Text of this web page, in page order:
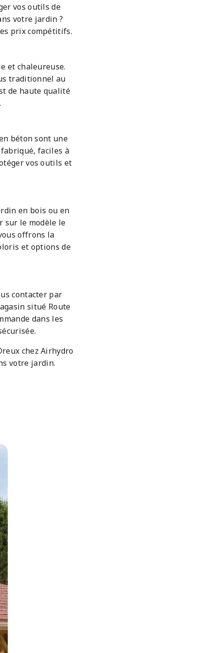
vos outils de
votre jardin ?
prix compétitifs.
et chaleureuse.
traditionnel au
de haute qualité
béton sont une
faciles à
vos outils et
en bois ou en
sur le modèle le
offrons la
et options de
contacter par
situé Route
dans les
chez Airhydro
votre jardin.